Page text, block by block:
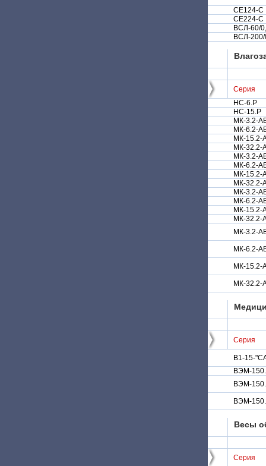
СЕ124-С
СЕ224-С
ВСЛ-60/
ВСЛ-
Серия
НС-6.Р
НС-15.Р
МК-3.2-
МК-6.2-
МК-15.2-
МК-32.2-
МК-3.2-
МК-6.2-
МК-15.2-
МК-32.2-
МК-3.2-
МК-6.2-
МК-15.2-
МК-32.2-
МК-3.2-
МК-6.2-
МК-15.2-
МК-32.2-
Серия
В1-15-
ВЭМ-
ВЭМ-
ВЭМ-
Весы
Серия